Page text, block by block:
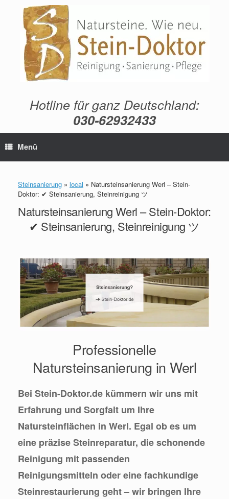
springen
Hotline für ganz Deutschland:
030-62932433
Menü
Steinsanierung » local » Natursteinsanierung Werl – Stein-
Doktor: ✔ Steinsanierung, Steinreinigung ツ
Natursteinsanierung Werl – Stein-Doktor:
✔ Steinsanierung, Steinreinigung ツ
Professionelle
Natursteinsanierung in Werl
Bei Stein-Doktor.de kümmern wir uns mit
Erfahrung und Sorgfalt um Ihre
Natursteinflächen in Werl. Egal ob es um
eine präzise Steinreparatur, die schonende
Reinigung mit passenden
Reinigungsmitteln oder eine fachkundige
Steinrestaurierung geht – wir bringen Ihre